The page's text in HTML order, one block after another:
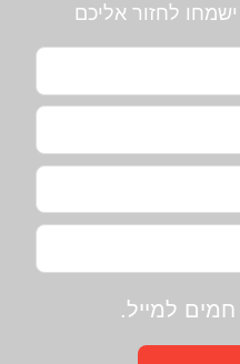
לחזור אליכם
למייל.